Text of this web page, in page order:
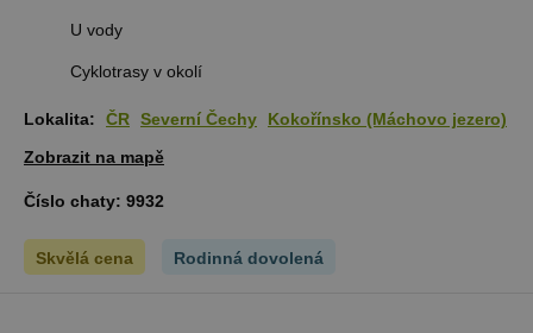
U vody
Cyklotrasy v okolí
Lokalita: ČR Severní Čechy
Kokořínsko (Máchovo jezero)
Zobrazit na mapě
Číslo chaty: 9932
Skvělá cena Rodinná dovolená